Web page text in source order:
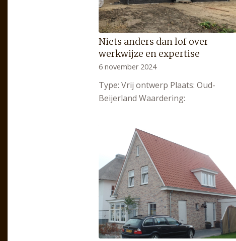
Niets anders dan lof over
werkwijze en expertise
6 november 2024
Type: Vrij ontwerp Plaats: Oud-
Beijerland Waardering: